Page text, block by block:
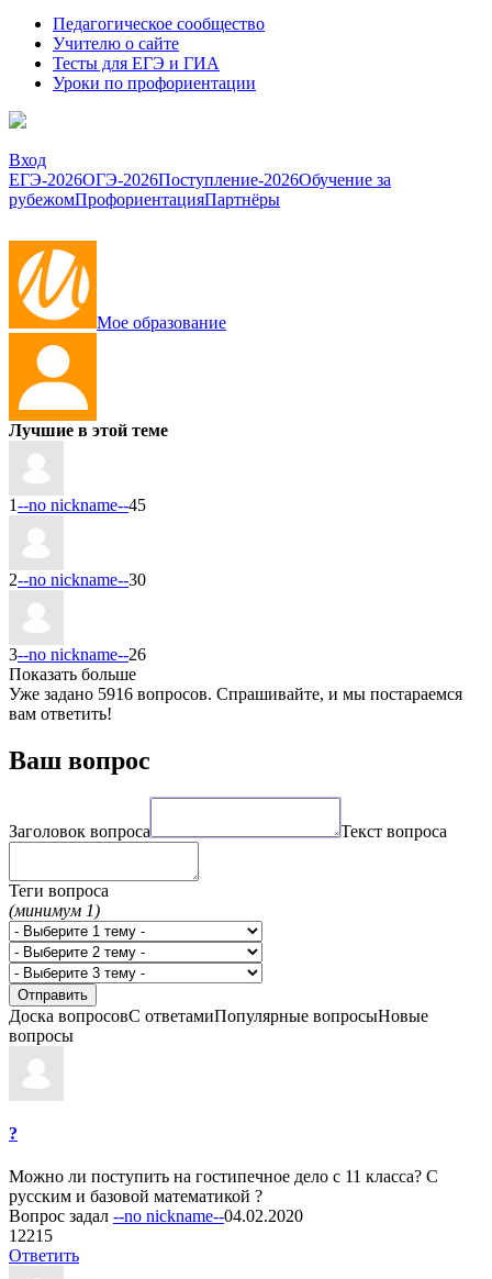
Педагогическое сообщество
Учителю о сайте
Тесты для ЕГЭ и ГИА
Уроки по профориентации
Вход
ЕГЭ-2026ОГЭ-2026Поступление-2026Обучение за
рубежомПрофориентацияПартнёры
Мое образование
Лучшие в этой теме
1--no nickname--45
2--no nickname--30
3--no nickname--26
Показать больше
Уже задано 5916 вопросов. Спрашивайте, и мы постараемся
вам ответить!
Ваш вопрос
Заголовок вопроса Текст вопроса
Теги вопроса
(минимум 1)
Доска вопросовС ответамиПопулярные вопросыНовые
вопросы
?
Можно ли поступить на гостипечное дело с 11 класса? С
русским и базовой математикой ?
Вопрос задал --no nickname--04.02.2020
1 2215
Ответить